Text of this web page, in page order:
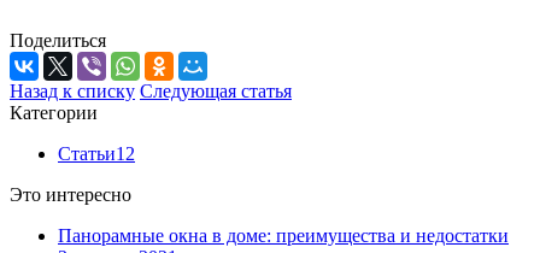
Поделиться
Назад к списку Следующая статья
Категории
Статьи12
Это интересно
Панорамные окна в доме: преимущества и недостатки